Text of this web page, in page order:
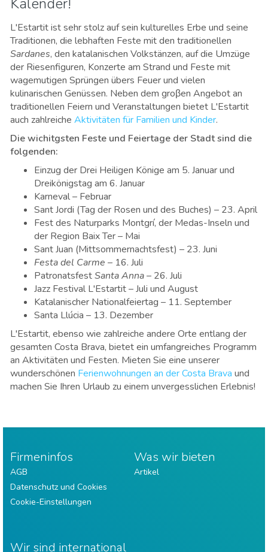
L'Estartit ist sehr stolz auf sein kulturelles Erbe und seine
Traditionen, die lebhaften Feste mit den traditionellen
Sardanes, den katalanischen Volkstänzen, auf die Umzüge
der Riesenfiguren, Konzerte am Strand und Feste mit
wagemutigen Sprüngen übers Feuer und vielen
kulinarischen Genüssen. Neben dem groβen Angebot an
traditionellen Feiern und Veranstaltungen bietet L'Estartit
auch zahlreiche Aktivitäten für Familien und Kinder.
Die wichitgsten Feste und Feiertage der Stadt sind die
folgenden:
Einzug der Drei Heiligen Könige am 5. Januar und
Dreikönigstag am 6. Januar
Karneval – Februar
Sant Jordi (Tag der Rosen und des Buches) – 23. April
Fest des Naturparks Montgrí, der Medas-Inseln und
der Region Baix Ter – Mai
Sant Juan (Mittsommernachtsfest) – 23. Juni
Festa del Carme – 16. Juli
PatronatsfestSanta Anna– 26. Juli
Jazz Festival L'Estartit – Juli und August
Katalanischer Nationalfeiertag – 11. September
Santa Llúcia – 13. Dezember
L'Estartit, ebenso wie zahlreiche andere Orte entlang der
gesamten Costa Brava, bietet ein umfangreiches Programm
an Aktivitäten und Festen. Mieten Sie eine unserer
wunderschönen Ferienwohnungen an der Costa Brava und
machen Sie Ihren Urlaub zu einem unvergesslichen Erlebnis!
Firmeninfos
AGB
Datenschutz und Cookies
Cookie-Einstellungen
Was wir bieten
Artikel
Wir sind international